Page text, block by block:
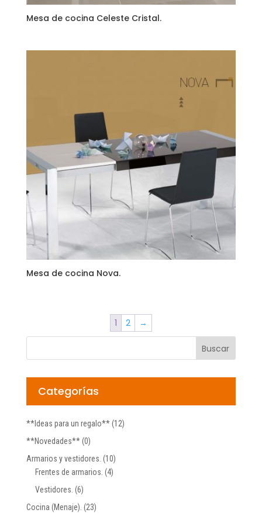
Mesa de cocina Celeste Cristal.
Mesa de cocina Nova.
1 2 →
Categorías
**Ideas para un regalo** (12)
**Novedades** (0)
Armarios y vestidores. (10)
Frentes de armarios. (4)
Vestidores. (6)
Cocina (Menaje). (23)